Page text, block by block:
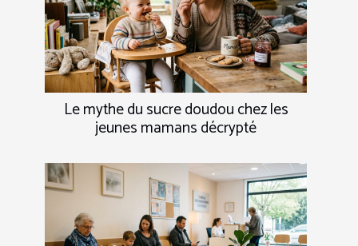
Le mythe du sucre doudou chez les
jeunes mamans décrypté